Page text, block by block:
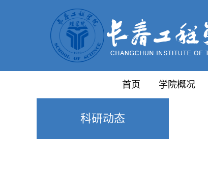
首页 学院概况
科研动态